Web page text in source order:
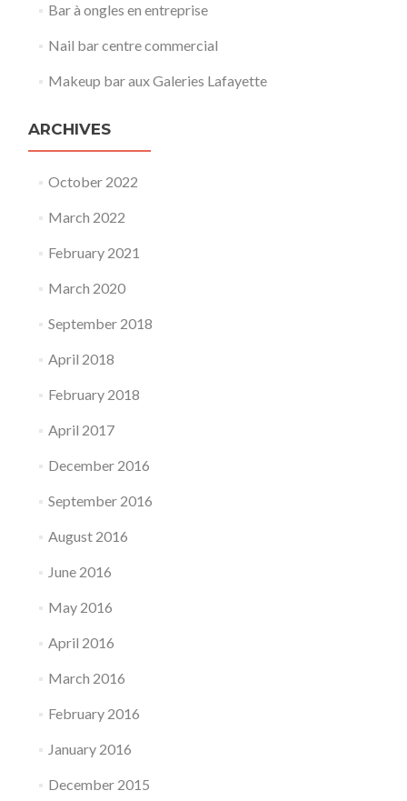
Bar à ongles en entreprise
Nail bar centre commercial
Makeup bar aux Galeries Lafayette
ARCHIVES
October 2022
March 2022
February 2021
March 2020
September 2018
April 2018
February 2018
April 2017
December 2016
September 2016
August 2016
June 2016
May 2016
April 2016
March 2016
February 2016
January 2016
December 2015